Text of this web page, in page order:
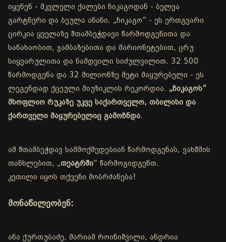
იყვნენ - მკვლელი ქალები ჩიკაგოდან - ბელვა
გარტნერი და ბეულა ანანი. „ჩიკაგო“ - ეს ერთგვარი
ცირკია ყველაზე შთამბეჭდავი წარმოდგენითა და
სანახაობით, ჯამბაზებითა და მარიონეტებით, ცრუ
სიყვარულითა და ნამდვილი სიძულვილით. 32 500
წარმოდგენა და 32 მილიონზე მეტი მაყურებელი - ეს
ლეგენდად ქცეული მიუზიკლის რეკორდია. „ჩიკაგოს“
მსოფლიო რუკაზე უკვე საქართველო, თბილისი და
ქართველი მაყურებელიც გამოჩნდა.
ამ შთამბეჭდავ სამმოქმედებიან წარმოდგენას, ვახშმის
თანხლებით, „თეატრში“ წარმოგიდგენთ.
კეთილი იყოს თქვენი მობრძანება!
მონაწილეობენ:
ანა ქურთუბაძე, მარიამ როინიშვილი, ანდრია